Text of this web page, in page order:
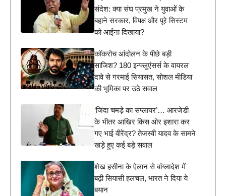
संदेश: क्या संघ प्रमुख ने युवाओं के
बहाने सरकार, विपक्ष और पूरे सिस्टम
को आईना दिखाया?
कॉकरोच आंदोलन के पीछे बड़ी
साजिश? 180 इन्फ्लुएंसर्स के वायरल
दावे से गरमाई सियासत, सोशल मीडिया
की भूमिका पर उठे सवाल
‘जिंदा चमड़े का सप्लायर’… आरजेडी
के भीतर आखिर किस ओर इशारा कर
गए भाई वीरेंद्र? तेजस्वी यादव के सामने
खड़े हुए कई बड़े सवाल
शेख हसीना के ऐलान से बांग्लादेश में
बढ़ी सियासी हलचल, भारत ने दिया ये
बयान